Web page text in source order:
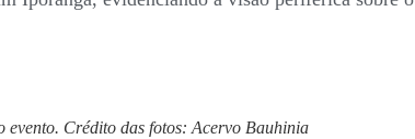
evento. Crédito das fotos: Acervo Bauhinia